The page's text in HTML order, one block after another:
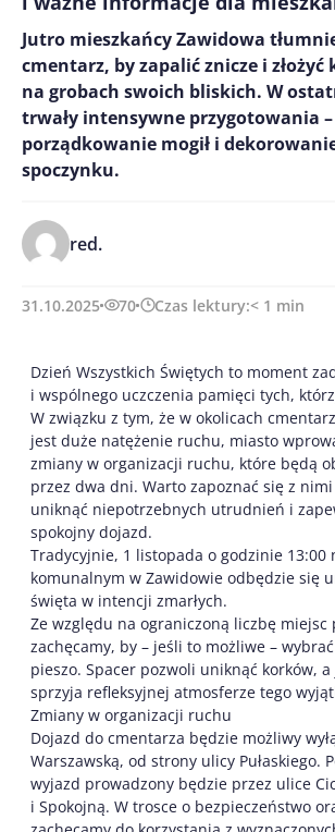
Jutro mieszkańcy Zawidowa
cmentarz, by zapalić znicze i
na grobach swoich bliskich. W
trwały intensywne przygotowania –
porządkowanie mogił i
spoczynku.
red.
31.10.2025 70 Czas lektury:< 1 min
Dzień Wszystkich Świętych to moment
i wspólnego uczczenia pamięci tych,
W związku z tym, że w okolicach
jest duże natężenie ruchu, miasto
zmiany w organizacji ruchu, które będą
przez dwa dni. Warto zapoznać się z
uniknąć niepotrzebnych utrudnień i
spokojny dojazd.
Tradycyjnie, 1 listopada o godzinie 13:00
komunalnym w Zawidowie odbędzie się
święta w intencji zmarłych.
Ze względu na ograniczoną liczbę miejsc
zachęcamy, by – jeśli to możliwe –
pieszo. Spacer pozwoli uniknąć korków,
sprzyja refleksyjnej atmosferze tego
Zmiany w organizacji ruchu
Dojazd do cmentarza będzie możliwy
Warszawską, od strony ulicy Pułaskiego.
wyjazd prowadzony będzie przez ulice
i Spokojną. W trosce o bezpieczeństwo